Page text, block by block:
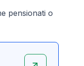
pensionati o